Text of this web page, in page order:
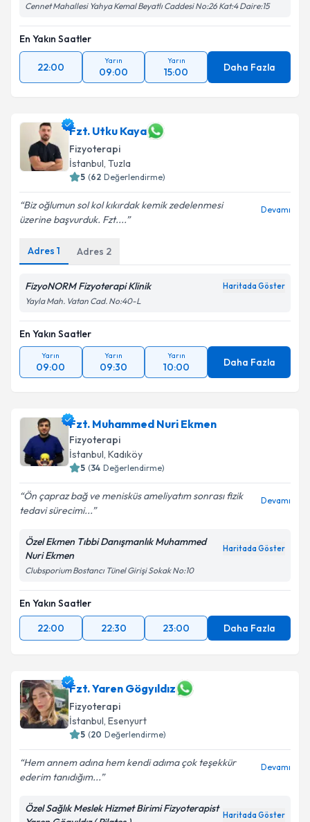
Cennet Mahallesi Yahya Kemal Beyatlı Caddesi No:26 Kat:4 Daire:15
En Yakın Saatler
22:00
Yarın
09:00
Yarın
15:00 Daha Fazla
Fzt. Utku Kaya
Fizyoterapi
İstanbul, Tuzla
5 (62 Değerlendirme)
Biz oğlumun sol kol kıkırdak kemik zedelenmesi
üzerine başvurduk. Fzt....
Devamı
Adres 1 Adres 2
FizyoNORM Fizyoterapi Klinik Haritada Göster
Yayla Mah. Vatan Cad. No:40-L
En Yakın Saatler
Yarın
09:00
Yarın
09:30
Yarın
10:00 Daha Fazla
Fzt. Muhammed Nuri Ekmen
Fizyoterapi
İstanbul, Kadıköy
5 (34 Değerlendirme)
Ön çapraz bağ ve menisküs ameliyatım sonrası fizik
tedavi sürecimi...
Devamı
Özel Ekmen Tıbbi Danışmanlık Muhammed
Nuri Ekmen
Haritada Göster
Clubsporium Bostancı Tünel Girişi Sokak No:10
En Yakın Saatler
22:00
22:30 23:00 Daha Fazla
Fzt. Yaren Gögyıldız
Fizyoterapi
İstanbul, Esenyurt
5 (20 Değerlendirme)
Hem annem adına hem kendi adıma çok teşekkür
ederim tanıdığım...
Devamı
Özel Sağlık Meslek Hizmet Birimi Fizyoterapist
Haritada Göster